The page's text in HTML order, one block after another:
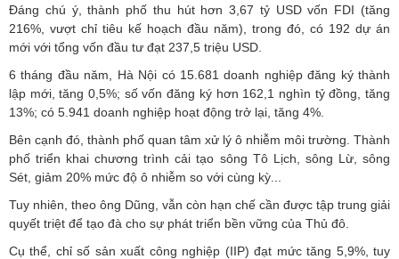
Đáng chú ý, thành phố thu hút hơn 3,67 tỷ USD vốn FDI (tăng
216%, vượt chỉ tiêu kế hoạch đầu năm), trong đó, có 192 dự án
mới với tổng vốn đầu tư đạt 237,5 triệu USD.
6 tháng đầu năm, Hà Nội có 15.681 doanh nghiệp đăng ký thành
lập mới, tăng 0,5%; số vốn đăng ký hơn 162,1 nghìn tỷ đồng, tăng
13%; có 5.941 doanh nghiệp hoạt động trở lại, tăng 4%.
Bên cạnh đó, thành phố quan tâm xử lý ô nhiễm môi trường. Thành
phố triển khai chương trình cải tạo sông Tô Lịch, sông Lừ, sông
Sét, giảm 20% mức độ ô nhiễm so với cùng kỳ...
Tuy nhiên, theo ông Dũng, vẫn còn hạn chế cần được tập trung giải
quyết triệt để tạo đà cho sự phát triển bền vững của Thủ đô.
Cụ thể, chỉ số sản xuất công nghiệp (IIP) đạt mức tăng 5,9%, tuy